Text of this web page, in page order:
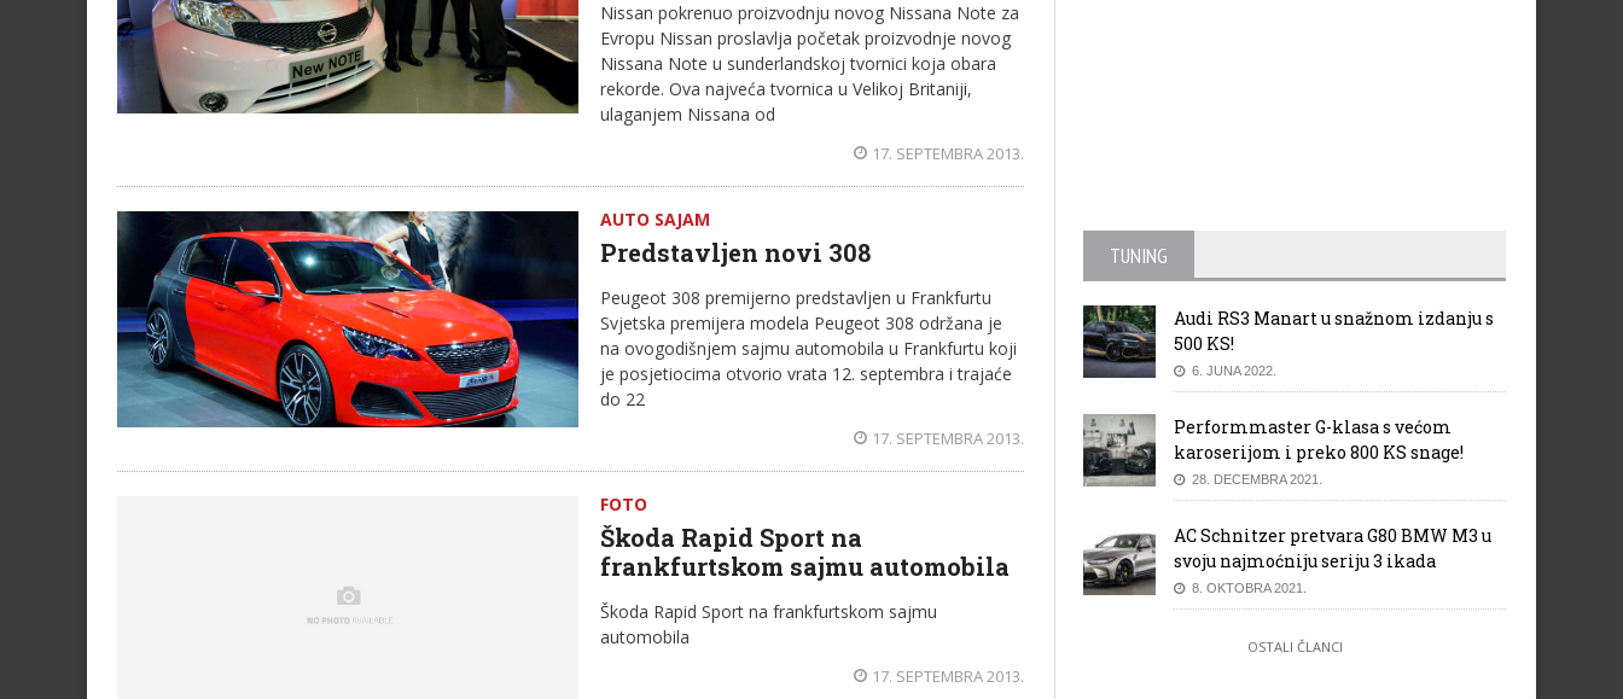
Nissan pokrenuo proizvodnju novog Nissana Note za
Evropu Nissan proslavlja početak proizvodnje novog
Nissana Note u sunderlandskoj tvornici koja obara
rekorde. Ova najveća tvornica u Velikoj Britaniji,
ulaganjem Nissana od
17. SEPTEMBRA 2013.
AUTO SAJAM
Predstavljen novi 308
Peugeot 308 premijerno predstavljen u Frankfurtu
Svjetska premijera modela Peugeot 308 održana je
na ovogodišnjem sajmu automobila u Frankfurtu koji
je posjetiocima otvorio vrata 12. septembra i trajaće
do 22
17. SEPTEMBRA 2013.
FOTO
Škoda Rapid Sport na
frankfurtskom sajmu automobila
Škoda Rapid Sport na frankfurtskom sajmu
automobila
17. SEPTEMBRA 2013.
TUNING
Audi RS3 Manart u snažnom izdanju s
500 KS!
6. JUNA 2022.
Performmaster G-klasa s većom
karoserijom i preko 800 KS snage!
28. DECEMBRA 2021.
AC Schnitzer pretvara G80 BMW M3 u
svoju najmoćniju seriju 3 ikada
8. OKTOBRA 2021.
OSTALI ČLANCI